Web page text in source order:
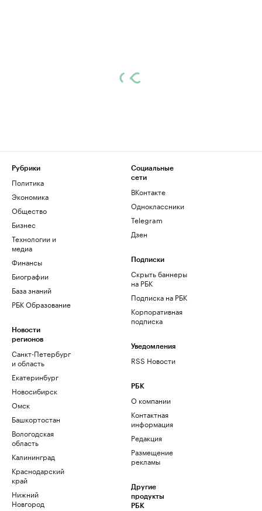
Рубрики
Политика
Экономика
Общество
Бизнес
Технологии и
медиа
Финансы
Биографии
База знаний
РБК Образование
Новости
регионов
Санкт-Петербург
и область
Екатеринбург
Новосибирск
Омск
Башкортостан
Вологодская
область
Калининград
Краснодарский
край
Нижний
Новгород
Социальные
сети
ВКонтакте
Одноклассники
Telegram
Дзен
Подписки
Скрыть баннеры
на РБК
Подписка на РБК
Корпоративная
подписка
Уведомления
RSS Новости
РБК
О компании
Контактная
информация
Редакция
Размещение
рекламы
Другие
продукты
РБК